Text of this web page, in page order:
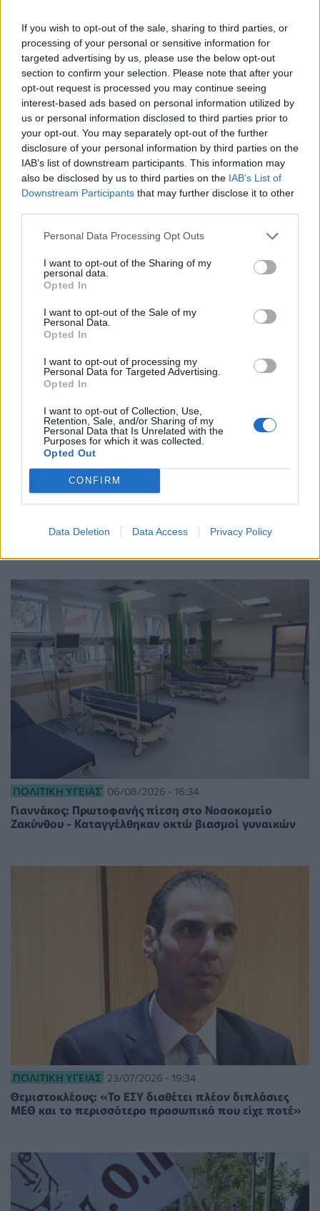
If you wish to opt-out of the sale, sharing to third parties, or
processing of your personal or sensitive information for
targeted advertising by us, please use the below opt-out
section to confirm your selection. Please note that after your
opt-out request is processed you may continue seeing
interest-based ads based on personal information utilized by
us or personal information disclosed to third parties prior to
your opt-out. You may separately opt-out of the further
disclosure of your personal information by third parties on the
IAB’s list of downstream participants. This information may
also be disclosed by us to third parties on the IAB’s List of
Downstream Participants that may further disclose it to other
Personal Data Processing Opt Outs
I want to opt-out of the Sharing of my
personal data.
Opted In
I want to opt-out of the Sale of my
Personal Data.
Opted In
I want to opt-out of processing my
Personal Data for Targeted Advertising.
Opted In
I want to opt-out of Collection, Use,
Retention, Sale, and/or Sharing of my
Personal Data that Is Unrelated with the
Purposes for which it was collected.
Opted Out
CONFIRM
Data Deletion Data Access Privacy Policy
18 Ιανουαρίου 2024
Θεσσαλονίκη: Στις 8 και 9
Φεβρουαρίου το 13ο Πανελλήνιο
Συνέδριο HAPCO & DES με θέμα
«Το μέλλον είναι τώρα»
18 Ιανουαρίου 2024
ΣΧΕΤΙΚΑ ΑΡΘΡΑ
ΠΟΛΙΤΙΚΉ ΥΓΕΊΑΣ 07/08/2026 - 19:12
Γεωργιάδης από Ρόδο: Νέες προσλήψεις στο
νοσοκομείο και «πράσινο φως» για το
ακτινοθεραπευτικό κέντρο
ΠΟΛΙΤΙΚΉ ΥΓΕΊΑΣ 06/08/2026 - 16:34
Γιαννάκος: Πρωτοφανής πίεση στο Νοσοκομείο
Ζακύνθου - Καταγγέλθηκαν οκτώ βιασμοί γυναικών
ΠΟΛΙΤΙΚΉ ΥΓΕΊΑΣ 23/07/2026 - 19:34
Θεμιστοκλέους: «Το ΕΣΥ διαθέτει πλέον διπλάσιες
ΜΕΘ και το περισσότερο προσωπικό που είχε ποτέ»